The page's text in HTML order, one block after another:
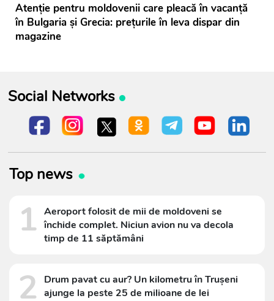
Atenție pentru moldovenii care pleacă în vacanță
în Bulgaria și Grecia: prețurile în leva dispar din
magazine
Social Networks
Top news
1 Aeroport folosit de mii de moldoveni se
închide complet. Niciun avion nu va decola
timp de 11 săptămâni
2
Drum pavat cu aur? Un kilometru în Trușeni
ajunge la peste 25 de milioane de lei